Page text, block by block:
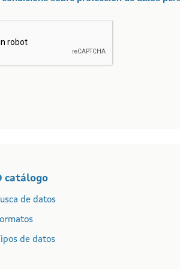
catálogo
de datos
de datos